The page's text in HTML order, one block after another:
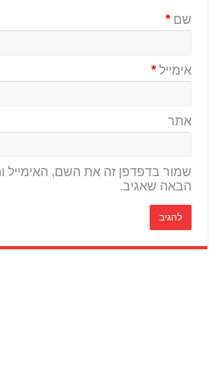
שם*
אימייל*
אתר
שמור בדפדפן זה את השם, האימייל
הבאה שאגיב.